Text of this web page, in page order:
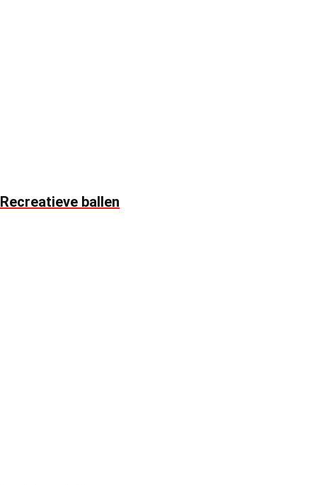
Recreatieve ballen